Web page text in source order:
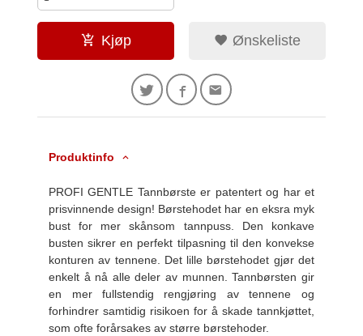
Kjøp Ønskeliste
Produktinfo
PROFI GENTLE Tannbørste er patentert og har et
prisvinnende design! Børstehodet har en eksra myk
bust for mer skånsom tannpuss. Den konkave
busten sikrer en perfekt tilpasning til den konvekse
konturen av tennene. Det lille børstehodet gjør det
enkelt å nå alle deler av munnen. Tannbørsten gir
en mer fullstendig rengjøring av tennene og
forhindrer samtidig risikoen for å skade tannkjøttet,
som ofte forårsakes av større børstehoder.